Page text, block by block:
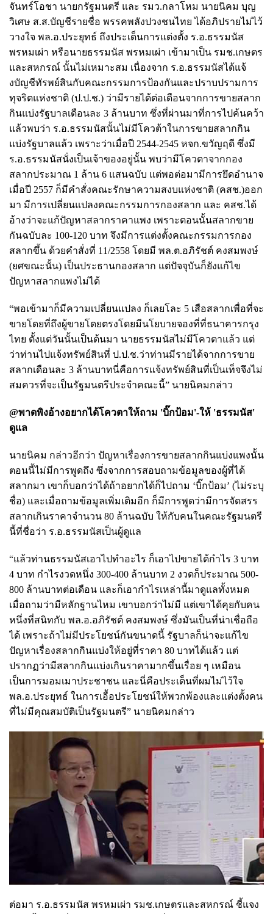
จันทร์โอชา นายกรัฐมนตรี และ รมว.กลาโหม นายนิคม บุญ
วิเศษ ส.ส.บัญชีรายชื่อ พรรคพลังปวงชนไทย ได้อภิปรายไม่ไว้
วางใจ พล.อ.ประยุทธ์ ถึงประเด็นการแต่งตั้ง ร.อ.ธรรมนัส
พรหมเผ่า หรือนายธรรมนัส พรหมเผ่า เข้ามาเป็น รมช.เกษตร
และสหกรณ์ นั้นไม่เหมาะสม เนื่องจาก ร.อ.ธรรมนัสได้แจ้
งบัญชีทัรพย์สินกับคณะกรรมการป้องกันและปราบปรามการ
ทุจริตแห่งชาติ (ป.ป.ช.) ว่ามีรายได้ต่อเดือนจากการขายสลาก
กินแบ่งรัฐบาลเดือนละ 3 ล้านบาท ซึ่งที่ผ่านมาที่การไปค้นคว้า
แล้วพบว่า ร.อ.ธรรมนัสนั้นไม่มีโควต้าในการขายสลากกิน
แบ่งรัฐบาลแล้ว เพราะว่าเมื่อปี 2544-2545 หจก.ขวัญฤดี ซึ่งมี
ร.อ.ธรรมนัสนั่งเป็นเจ้าของอยู่นั้น พบว่ามีโควตาจากกอง
สลากประมาณ 1 ล้าน 6 แสนฉบับ แต่พอต่อมามีการยึดอำนาจ
เมื่อปี 2557 ก็มีคำสั่งคณะรักษาความสงบแห่งชาติ (คสช.)ออก
มา มีการเปลี่ยนแปลงคณะกรรมการกองสลาก และ คสช.ได้
อ้างว่าจะแก้ปัญหาสลากราคาแพง เพราะตอนนั้นสลากขาย
กันฉบับละ 100-120 บาท จึงมีการแต่งตั้งคณะกรรมการกอง
สลากขึ้น ด้วยคำสั่งที่ 11/2558 โดยมี พล.ต.อภิรัชต์ คงสมพงษ์
(ยศขณะนั้น) เป็นประธานกองสลาก แต่ปัจจุบันก็ยังแก้ไข
ปัญหาสลากแพงไม่ได้
“พอเข้ามาก็มีความเปลี่ยนแปลง ก็เลยโละ 5 เสือสลากเพื่อที่จะ
ขายโดยที่ถึงผู้ขายโดยตรงโดยมีนโยบายจองที่ที่ธนาคารกรุง
ไทย ตั้งแต่วันนั้นเป็นต้นมา นายธรรมนัสไม่มีโควตาแล้ว แต่
ว่าท่านไปแจ้งทรัพย์สินที่ ป.ป.ช.ว่าท่านมีรายได้จากการขาย
สลากเดือนละ 3 ล้านบาทนี่คือการแจ้งทรัพย์สินที่เป็นเท็จจึงไม่
สมควรที่จะเป็นรัฐมนตรีประจำคณะนี้” นายนิคมกล่าว
@พาดพิงอ้างอยากได้โควตาให้ถาม 'บิ๊กป้อม'-ให้ 'ธรรมนัส'
ดูแล
นายนิคม กล่าวอีกว่า ปัญหาเรื่องการขายสลากกินแบ่งแพงนั้น
ตอนนี้ไม่มีการพูดถึง ซึ่งจากการสอบถามข้อมูลของผู้ที่ได้
สลากมา เขาก็บอกว่าได้ถ้าอยากได้ก็ไปถาม ‘บิ๊กป้อม’ (ไม่ระบุ
ชื่อ) และเมื่อถามข้อมูลเพิ่มเติมอีก ก็มีการพูดว่ามีการจัดสรร
สลากเกินราคาจำนวน 80 ล้านฉบับ ให้กับคนในคณะรัฐมนตรี
นี้ที่ชื่อว่า ร.อ.ธรรมนัสเป็นผู้ดูแล
“แล้วท่านธรรมนัสเอาไปทำอะไร ก็เอาไปขายได้กำไร 3 บาท
4 บาท กำไรงวดหนึ่ง 300-400 ล้านบาท 2 งวดก็ประมาณ 500-
800 ล้านบาทต่อเดือน และก็เอากำไรเหล่านี้มาดูแลทั้งหมด
เมื่อถามว่ามีหลักฐานไหม เขาบอกว่าไม่มี แต่เขาได้คุยกับคน
หนึ่งที่สนิทกับ พล.อ.อภิรัชต์ คงสมพงษ์ ซึ่งมันเป็นที่น่าเชื่อถือ
ได้ เพราะถ้าไม่มีประโยชน์กันขนาดนี้ รัฐบาลก็น่าจะแก้ไข
ปัญหาเรื่องสลากกินแบ่งให้อยู่ที่ราคา 80 บาทได้แล้ว แต่
ปรากฏว่ามีสลากกินแบ่งเกินราคามากขึ้นเรื่อย ๆ เหมือน
เป็นการมอมเมาประชาชน และนี่คือประเด็นที่ผมไม่ไว้ใจ
พล.อ.ประยุทธ์ ในการเอื้อประโยชน์ให้พวกพ้องและแต่งตั้งคน
ที่ไม่มีคุณสมบัติเป็นรัฐมนตรี” นายนิคมกล่าว
ต่อมา ร.อ.ธรรมนัส พรหมเผ่า รมช.เกษตรและสหกรณ์ ชี้แจง